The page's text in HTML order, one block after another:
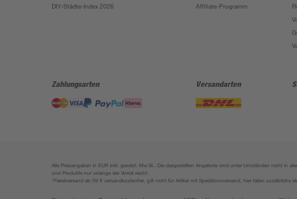
DIY-Städte-Index 2026
Affiliate-Programm
Zahlungsarten Versandarten
Alle Preisangaben in EUR inkl. gesetzl. MwSt.. Die dargestellten Angebote sind unter Umständen nicht in
und Produkte nur solange der Vorrat reicht.
*Paketversand ab 59 € versandkostenfrei, gilt nicht für Artikel mit Speditionsversand, hier fallen zusätzliche